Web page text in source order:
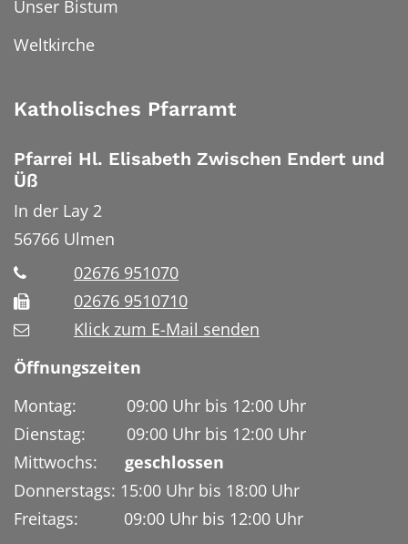
Unser Bistum
Weltkirche
Katholisches Pfarramt
Pfarrei Hl. Elisabeth Zwischen Endert und
Üß
In der Lay 2
56766 Ulmen
02676 951070
02676 9510710
Klick zum E-Mail senden
Öffnungszeiten
Montag: 09:00 Uhr bis 12:00 Uhr
Dienstag: 09:00 Uhr bis 12:00 Uhr
Mittwochs: geschlossen
Donnerstags: 15:00 Uhr bis 18:00 Uhr
Freitags: 09:00 Uhr bis 12:00 Uhr